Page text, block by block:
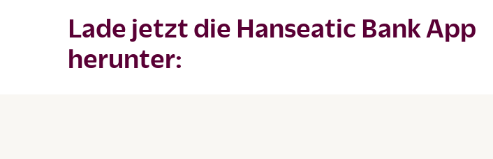
Lade jetzt die Hanseatic Bank App
herunter: